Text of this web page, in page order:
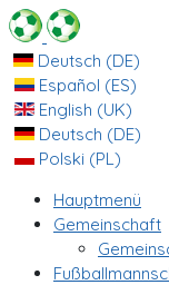
Deutsch (DE)
Español (ES)
English (UK)
Deutsch (DE)
Polski (PL)
Hauptmenü
Gemeinschaft